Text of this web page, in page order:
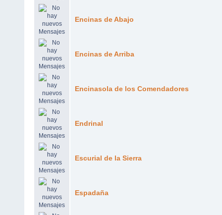
Encinas de Abajo
Encinas de Arriba
Encinasola de los Comendadores
Endrinal
Escurial de la Sierra
Espadaña